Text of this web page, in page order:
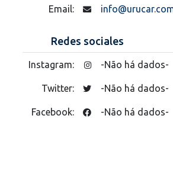
Email:
Redes sociales
Instagram: -Não há dados-
Twitter: -Não há dados-
Facebook: -Não há dados-